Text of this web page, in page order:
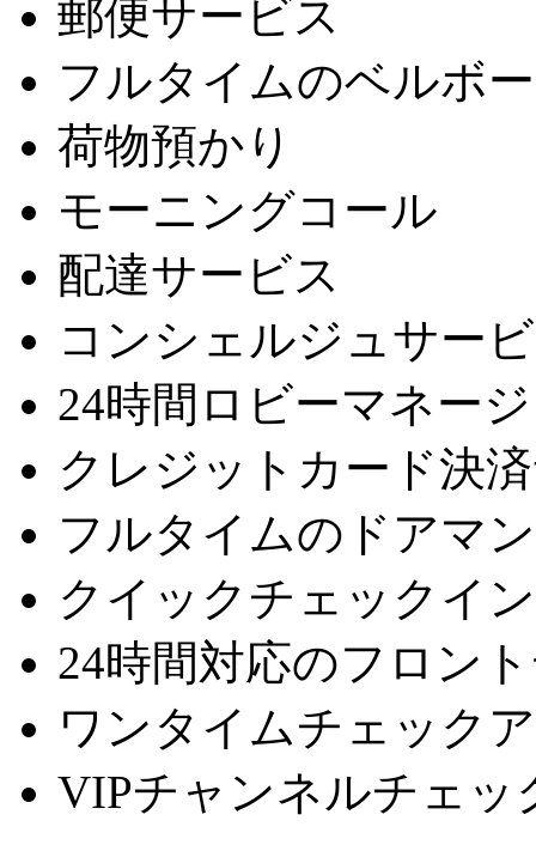
郵便サービス
フルタイムのベルボ
荷物預かり
モーニングコール
配達サービス
コンシェルジュサー
24時間ロビーマネー
クレジットカード決
フルタイムのドアマン
クイックチェックイ
24時間対応のフロン
ワンタイムチェック
VIPチャンネルチェッ